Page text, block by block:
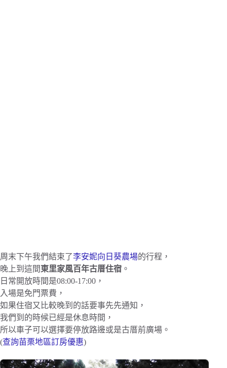
周末下午我們結束了李安妮向日葵農場的行程，
晚上到這間東里家風百年古厝住宿 。
日常開放時間是08:00-17:00，
入場是免門票費，
如果住宿又比較晚到的話要事先先通知，
我們到的時候已經是休息時間，
所以車子可以選擇要停放路邊或是古厝前廣場。
(查詢苗栗地區訂房優惠)